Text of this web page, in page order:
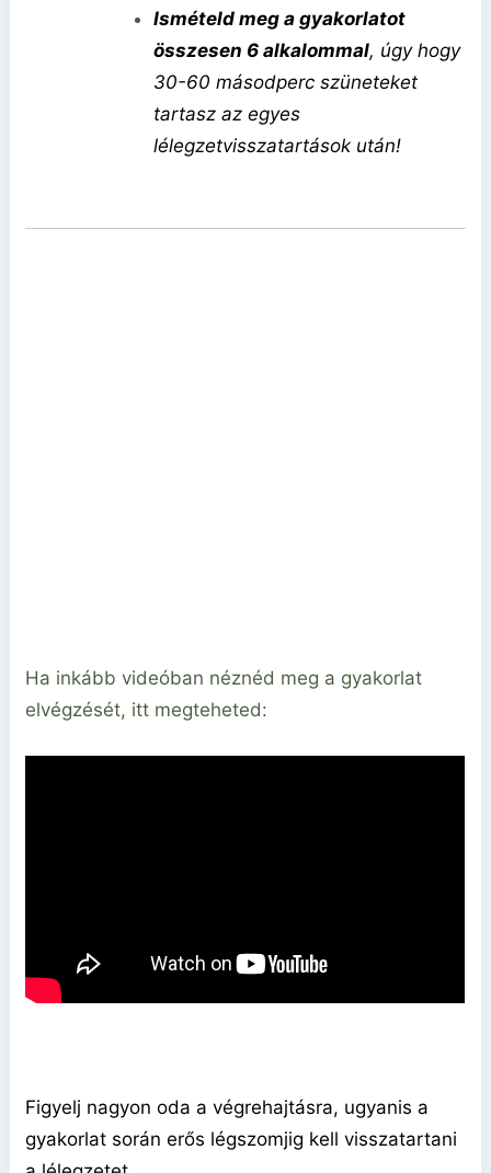
Ismételd meg a gyakorlatot
összesen 6 alkalommal, úgy hogy
30-60 másodperc szüneteket
tartasz az egyes
lélegzetvisszatartások után!
Ha inkább videóban néznéd meg a gyakorlat
elvégzését, itt megteheted:
Figyelj nagyon oda a végrehajtásra, ugyanis a
gyakorlat során erős légszomjig kell visszatartani